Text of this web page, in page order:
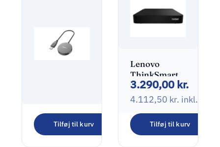
Dudao A15B
USB-A HUB 4
155,00kr.
Tilføj til kurv
Lenovo
ThinkSmart
i5-1145G7E
8GB 256GB
Windows 11
Pro
3.290,00 kr.
4.112,50 kr. inkl.
Tilføj til kurv